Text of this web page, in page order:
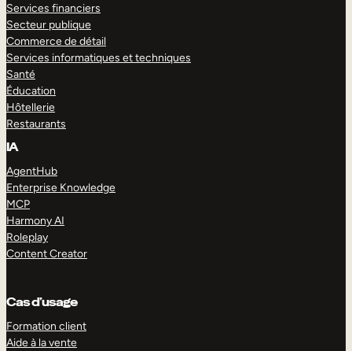
Services financiers
Secteur publique
Commerce de détail
Services informatiques et techniques
Santé
Éducation
Hôtellerie
Restaurants
IA
AgentHub
Enterprise Knowledge
MCP
Harmony AI
Roleplay
Content Creator
Cas d’usage
Formation client
Aide à la vente